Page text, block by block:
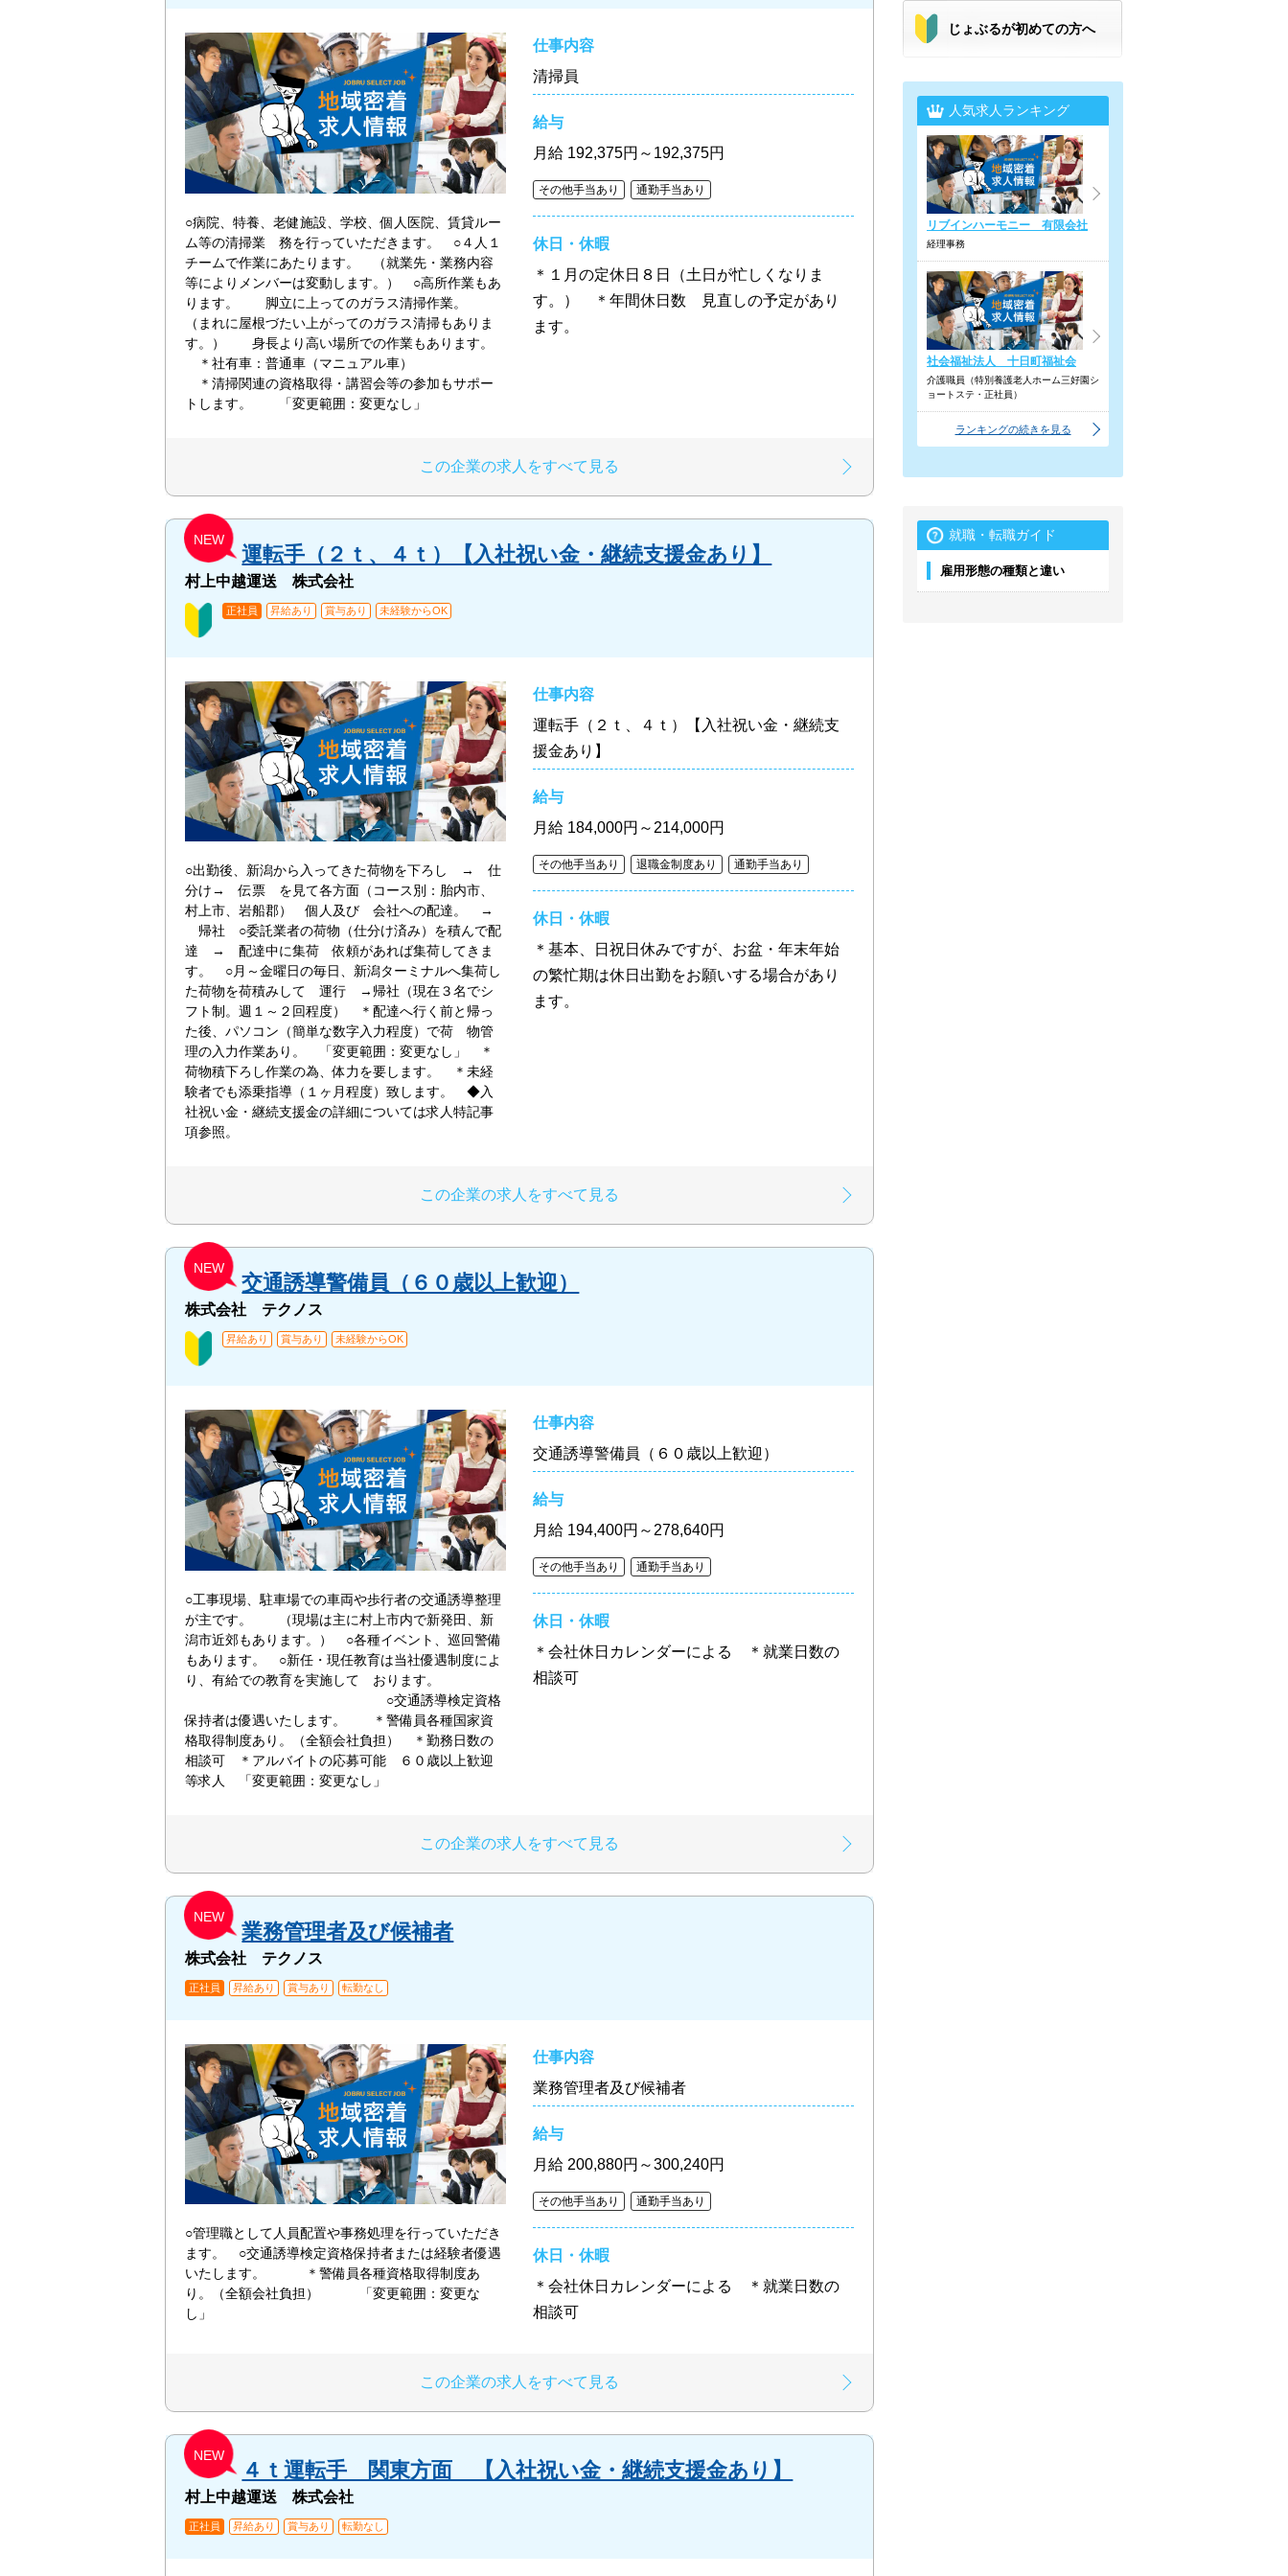
○病院、特養、老健施設、学校、個人医院、賃貸ルー
ム等の清掃業 務を行っていただきます。 ○４人１
チームで作業にあたります。 （就業先・業務内容
等によりメンバーは変動します。） ○高所作業もあ
ります。 脚立に上ってのガラス清掃作業。
（まれに屋根づたい上がってのガラス清掃もありま
す。） 身長より高い場所での作業もあります。
＊社有車：普通車（マニュアル車）
＊清掃関連の資格取得・講習会等の参加もサポー
トします。 「変更範囲：変更なし」
仕事内容
清掃員
給与
月給 192,375円～192,375円
その他手当あり 通勤手当あり
休日・休暇
＊１月の定休日８日（土日が忙しくなりま
す。） ＊年間休日数 見直しの予定があり
ます。
この企業の求人をすべて見る
NEW
運転手（２ｔ、４ｔ）【入社祝い金・継続支援金あり】
村上中越運送 株式会社
正社員 昇給あり 賞与あり 未経験からOK
○出勤後、新潟から入ってきた荷物を下ろし → 仕
分け→ 伝票 を見て各方面（コース別：胎内市、
村上市、岩船郡） 個人及び 会社への配達。 →
帰社 ○委託業者の荷物（仕分け済み）を積んで配
達 → 配達中に集荷 依頼があれば集荷してきま
す。 ○月～金曜日の毎日、新潟ターミナルへ集荷し
た荷物を荷積みして 運行 →帰社（現在３名でシ
フト制。週１～２回程度） ＊配達へ行く前と帰っ
た後、パソコン（簡単な数字入力程度）で荷 物管
理の入力作業あり。 「変更範囲：変更なし」 ＊
荷物積下ろし作業の為、体力を要します。 ＊未経
験者でも添乗指導（１ヶ月程度）致します。 ◆入
社祝い金・継続支援金の詳細については求人特記事
項参照。
仕事内容
運転手（２ｔ、４ｔ）【入社祝い金・継続支
援金あり】
給与
月給 184,000円～214,000円
その他手当あり 退職金制度あり 通勤手当あり
休日・休暇
＊基本、日祝日休みですが、お盆・年末年始
の繁忙期は休日出勤をお願いする場合があり
ます。
この企業の求人をすべて見る
NEW
交通誘導警備員（６０歳以上歓迎）
株式会社 テクノス
昇給あり 賞与あり 未経験からOK
○工事現場、駐車場での車両や歩行者の交通誘導整理
が主です。 （現場は主に村上市内で新発田、新
潟市近郊もあります。） ○各種イベント、巡回警備
もあります。 ○新任・現任教育は当社優遇制度によ
り、有給での教育を実施して おります。
○交通誘導検定資格
保持者は優遇いたします。 ＊警備員各種国家資
格取得制度あり。（全額会社負担） ＊勤務日数の
相談可 ＊アルバイトの応募可能 ６０歳以上歓迎
等求人 「変更範囲：変更なし」
仕事内容
交通誘導警備員（６０歳以上歓迎）
給与
月給 194,400円～278,640円
その他手当あり 通勤手当あり
休日・休暇
＊会社休日カレンダーによる ＊就業日数の
相談可
この企業の求人をすべて見る
NEW
業務管理者及び候補者
株式会社 テクノス
正社員 昇給あり 賞与あり 転勤なし
○管理職として人員配置や事務処理を行っていただき
ます。 ○交通誘導検定資格保持者または経験者優遇
いたします。 ＊警備員各種資格取得制度あ
り。（全額会社負担） 「変更範囲：変更な
し」
仕事内容
業務管理者及び候補者
給与
月給 200,880円～300,240円
その他手当あり 通勤手当あり
休日・休暇
＊会社休日カレンダーによる ＊就業日数の
相談可
この企業の求人をすべて見る
NEW
４ｔ運転手 関東方面 【入社祝い金・継続支援金あり】
村上中越運送 株式会社
正社員 昇給あり 賞与あり 転勤なし
じょぶるが初めての方へ
人気求人ランキング
リブインハーモニー 有限会社
経理事務
社会福祉法人 十日町福祉会
介護職員（特別養護老人ホーム三好園シ
ョートステ・正社員）
ランキングの続きを見る
就職・転職ガイド
雇用形態の種類と違い